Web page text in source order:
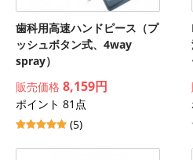
歯科用高速ハンドピース（プ
ッシュボタン式、4way
spray）
販売価格 8,159円
ポイント 81点
(5)